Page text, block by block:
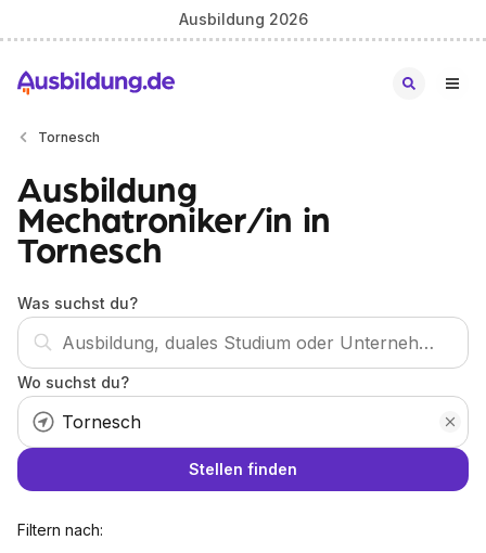
Ausbildung 2026
Tornesch
Ausbildung
Mechatroniker/in in
Tornesch
Was suchst du?
Wo suchst du?
Stellen finden
Filtern nach: